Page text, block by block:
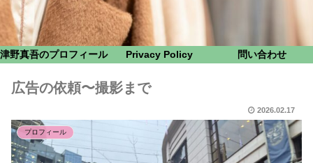
津野真吾のプロフィール Privacy Policy 問い合わせ
広告の依頼〜撮影まで
2026.02.17
プロフィール